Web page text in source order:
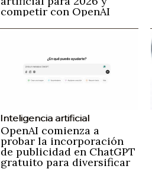
competir con OpenAI
Inteligencia artificial
OpenAI comienza a
probar la incorporación
de publicidad en ChatGPT
gratuito para diversificar